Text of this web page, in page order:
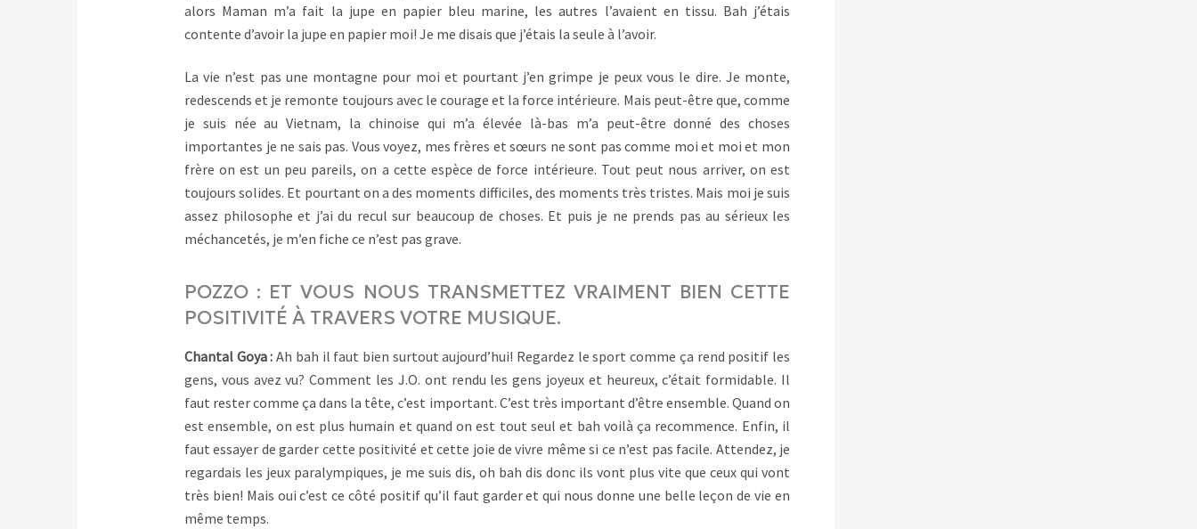
alors Maman m’a fait la jupe en papier bleu marine, les autres l’avaient en tissu. Bah j’étais
contente d’avoir la jupe en papier moi! Je me disais que j’étais la seule à l’avoir.
La vie n’est pas une montagne pour moi et pourtant j’en grimpe je peux vous le dire. Je monte,
redescends et je remonte toujours avec le courage et la force intérieure. Mais peut-être que, comme
je suis née au Vietnam, la chinoise qui m’a élevée là-bas m’a peut-être donné des choses
importantes je ne sais pas. Vous voyez, mes frères et sœurs ne sont pas comme moi et moi et mon
frère on est un peu pareils, on a cette espèce de force intérieure. Tout peut nous arriver, on est
toujours solides. Et pourtant on a des moments difficiles, des moments très tristes. Mais moi je suis
assez philosophe et j’ai du recul sur beaucoup de choses. Et puis je ne prends pas au sérieux les
méchancetés, je m’en fiche ce n’est pas grave.
POZZO : ET VOUS NOUS TRANSMETTEZ VRAIMENT BIEN CETTE
POSITIVITÉ À TRAVERS VOTRE MUSIQUE.
Chantal Goya : Ah bah il faut bien surtout aujourd’hui! Regardez le sport comme ça rend positif les
gens, vous avez vu? Comment les J.O. ont rendu les gens joyeux et heureux, c’était formidable. Il
faut rester comme ça dans la tête, c’est important. C’est très important d’être ensemble. Quand on
est ensemble, on est plus humain et quand on est tout seul et bah voilà ça recommence. Enfin, il
faut essayer de garder cette positivité et cette joie de vivre même si ce n’est pas facile. Attendez, je
regardais les jeux paralympiques, je me suis dis, oh bah dis donc ils vont plus vite que ceux qui vont
très bien! Mais oui c’est ce côté positif qu’il faut garder et qui nous donne une belle leçon de vie en
même temps.